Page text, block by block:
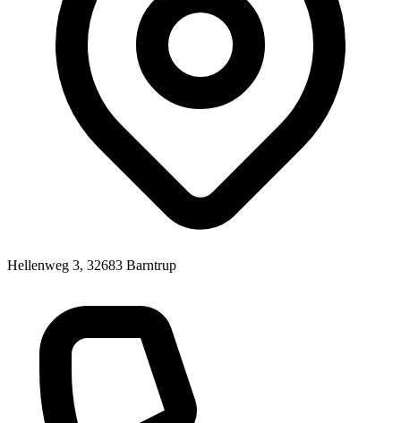
Hellenweg 3, 32683 Barntrup